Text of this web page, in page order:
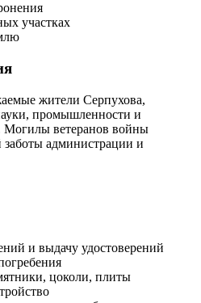
участках
жители Серпухова,
промышленности и
Могилы ветеранов войны
заботы администрации и
и выдачу удостоверений
цоколи, плиты